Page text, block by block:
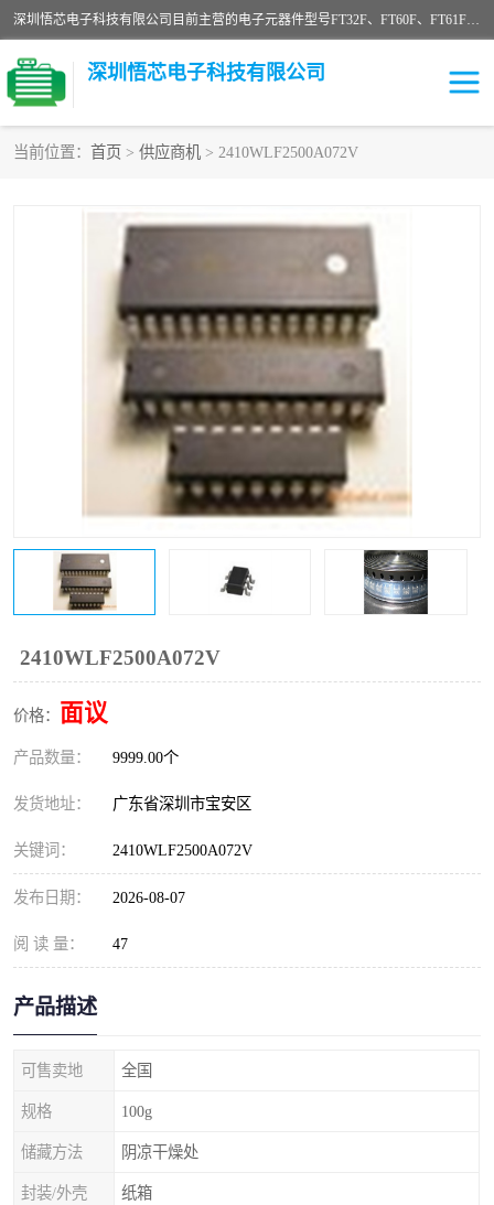
深圳悟芯电子科技有限公司目前主营的电子元器件型号FT32F、FT60F、FT61F、FT62F、FT64F、FT61FC、MCU EEPROM MOS LDO 稳压管 触摸IC DC-DC AC-DC 协议IC等，广泛应用于LED射灯、LED日光灯、等诸多领域。
深圳悟芯电子科技有限公司
当前位置： 首页 > 供应商机 > 2410WLF2500A072V
2410WLF2500A072V
价格： 面议
产品数量： 9999.00个
发货地址： 广东省深圳市宝安区
关键词： 2410WLF2500A072V
发布日期： 2026-08-07
阅 读 量： 47
产品描述
可售卖地 全国
规格 100g
储藏方法 阴凉干燥处
封装/外壳 纸箱
FT32F
FT61F
FT64F
FT60F011
FT61F022
FT61F021